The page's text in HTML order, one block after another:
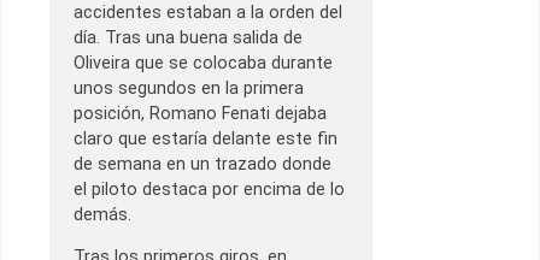
accidentes estaban a la orden del
día. Tras una buena salida de
Oliveira que se colocaba durante
unos segundos en la primera
posición, Romano Fenati dejaba
claro que estaría delante este fin
de semana en un trazado donde
el piloto destaca por encima de lo
demás.